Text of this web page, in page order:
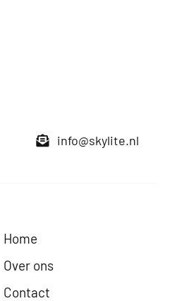
info@skylite.nl
Home
Over ons
Contact